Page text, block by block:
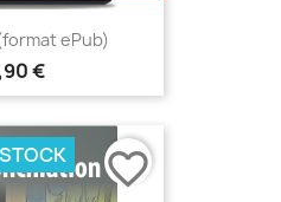
ePub)
€
favorite_border